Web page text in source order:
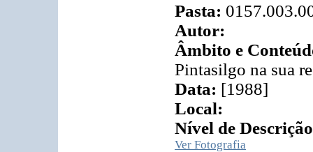
Pasta:
Autor:
Âmbito e
Pintasilgo na sua
Data: [1988]
Local:
Nível de
Ver Fotografia